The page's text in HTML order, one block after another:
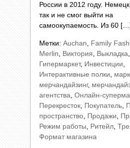
России в 2012 году.
так и не смог выйти на
самоокупаемость. Из 60
Метки: Auchan Family
Merlin
Виктория Выкладка
Гипермаркет, Инвестиции
Интерактивные полки
мерчандайзинг,
агентства Онлайн-
Перекресток Покупатель
пространство Продажи
Режим работы
Ритейл
Формат магазина